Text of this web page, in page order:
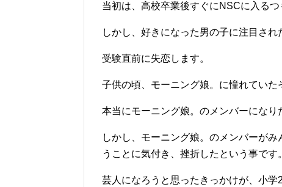
当初は、高校卒業後すぐにNSCに入るつ
しかし、好きになった男の子に注目さ
受験直前に失恋します。
子供の頃、モーニング娘。に憧れていた
本当にモーニング娘。のメンバーになり
しかし、モーニング娘。のメンバーが
うことに気付き、挫折したという事です。
芸人になろうと思ったきっかけが、小学2